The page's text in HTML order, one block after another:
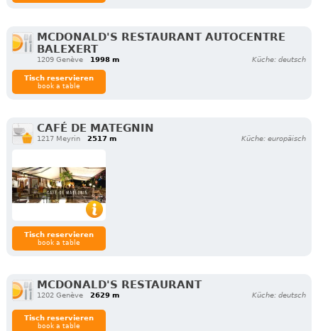
MCDONALD'S RESTAURANT AUTOCENTRE
BALEXERT
1209 Genève 1998 m Küche: deutsch
Tisch reservieren
book a table
CAFÉ DE MATEGNIN
1217 Meyrin 2517 m Küche: europäisch
Tisch reservieren
book a table
MCDONALD'S RESTAURANT
1202 Genève 2629 m Küche: deutsch
Tisch reservieren
book a table